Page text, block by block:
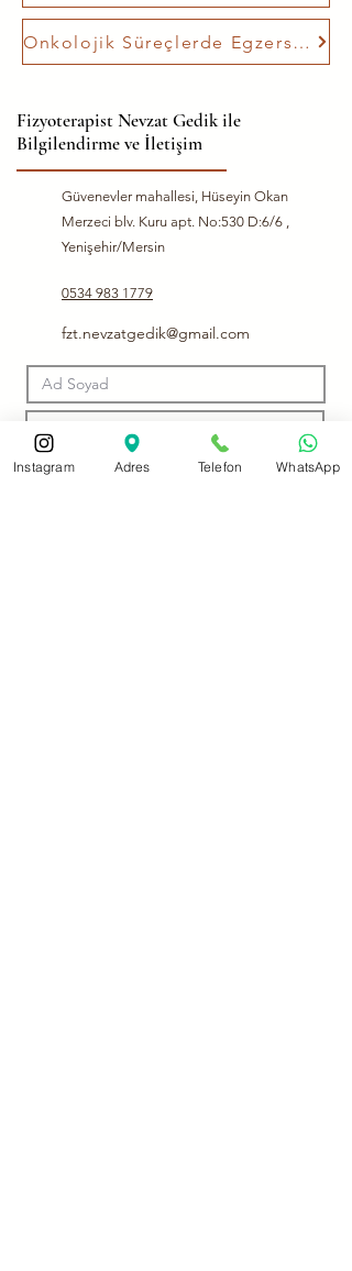
Onkolojik Süreçlerde Egzersiz ve Farkındalık Yaklaşımları
Fizyoterapist Nevzat Gedik ile
Bilgilendirme ve İletişim
Güvenevler mahallesi, Hüseyin Okan
Merzeci blv. Kuru apt. No:530 D:6/6 ,
Yenişehir/Mersin
0534 983 1779
fzt.nevzatgedik@gmail.com
Instagram Adres Telefon WhatsApp